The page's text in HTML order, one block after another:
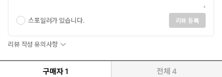
스포일러가 있습니다. 리뷰 등록
리뷰 작성 유의사항
구매자 1 전체 4